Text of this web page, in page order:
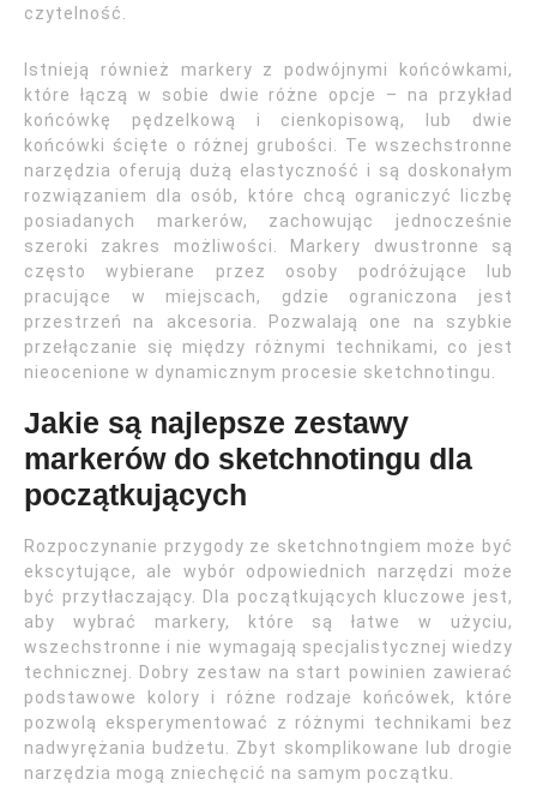
czytelność.
Istnieją również markery z podwójnymi końcówkami,
które łączą w sobie dwie różne opcje – na przykład
końcówkę pędzelkową i cienkopisową, lub dwie
końcówki ścięte o różnej grubości. Te wszechstronne
narzędzia oferują dużą elastyczność i są doskonałym
rozwiązaniem dla osób, które chcą ograniczyć liczbę
posiadanych markerów, zachowując jednocześnie
szeroki zakres możliwości. Markery dwustronne są
często wybierane przez osoby podróżujące lub
pracujące w miejscach, gdzie ograniczona jest
przestrzeń na akcesoria. Pozwalają one na szybkie
przełączanie się między różnymi technikami, co jest
nieocenione w dynamicznym procesie sketchnotingu.
Jakie są najlepsze zestawy
markerów do sketchnotingu dla
początkujących
Rozpoczynanie przygody ze sketchnotngiem może być
ekscytujące, ale wybór odpowiednich narzędzi może
być przytłaczający. Dla początkujących kluczowe jest,
aby wybrać markery, które są łatwe w użyciu,
wszechstronne i nie wymagają specjalistycznej wiedzy
technicznej. Dobry zestaw na start powinien zawierać
podstawowe kolory i różne rodzaje końcówek, które
pozwolą eksperymentować z różnymi technikami bez
nadwyrężania budżetu. Zbyt skomplikowane lub drogie
narzędzia mogą zniechęcić na samym początku.